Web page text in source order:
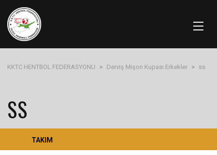
KKTC HENTBOL FEDERASYONU > Derviş Mişon Kupası Erkekler > ss
SS
TAKIM